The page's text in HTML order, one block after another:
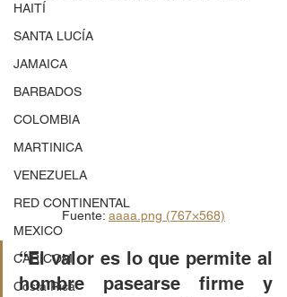
HAITÍ
SANTA LUCÍA
JAMAICA
BARBADOS
COLOMBIA
MARTINICA
VENEZUELA
RED CONTINENTAL
MEXICO
CARICOM
Costa Rica
Fuente: aaaa.png (767×568)
“El valor es lo que permite al
hombre pasearse firme y